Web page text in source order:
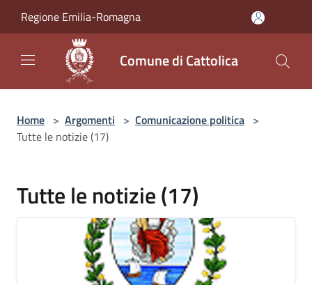
Regione Emilia-Romagna
Comune di Cattolica
Home > Argomenti > Comunicazione politica >
Tutte le notizie (17)
Tutte le notizie (17)